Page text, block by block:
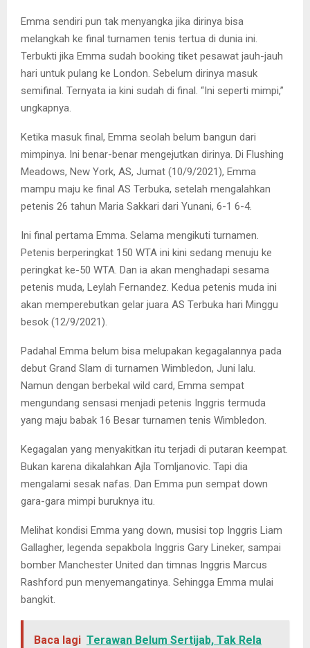
Emma sendiri pun tak menyangka jika dirinya bisa
melangkah ke final turnamen tenis tertua di dunia ini.
Terbukti jika Emma sudah booking tiket pesawat jauh-jauh
hari untuk pulang ke London. Sebelum dirinya masuk
semifinal. Ternyata ia kini sudah di final. “Ini seperti mimpi,”
ungkapnya.
Ketika masuk final, Emma seolah belum bangun dari
mimpinya. Ini benar-benar mengejutkan dirinya. Di Flushing
Meadows, New York, AS, Jumat (10/9/2021), Emma
mampu maju ke final AS Terbuka, setelah mengalahkan
petenis 26 tahun Maria Sakkari dari Yunani, 6-1 6-4.
Ini final pertama Emma. Selama mengikuti turnamen.
Petenis berperingkat 150 WTA ini kini sedang menuju ke
peringkat ke-50 WTA. Dan ia akan menghadapi sesama
petenis muda, Leylah Fernandez. Kedua petenis muda ini
akan memperebutkan gelar juara AS Terbuka hari Minggu
besok (12/9/2021).
Padahal Emma belum bisa melupakan kegagalannya pada
debut Grand Slam di turnamen Wimbledon, Juni lalu.
Namun dengan berbekal wild card, Emma sempat
mengundang sensasi menjadi petenis Inggris termuda
yang maju babak 16 Besar turnamen tenis Wimbledon.
Kegagalan yang menyakitkan itu terjadi di putaran keempat.
Bukan karena dikalahkan Ajla Tomljanovic. Tapi dia
mengalami sesak nafas. Dan Emma pun sempat down
gara-gara mimpi buruknya itu.
Melihat kondisi Emma yang down, musisi top Inggris Liam
Gallagher, legenda sepakbola Inggris Gary Lineker, sampai
bomber Manchester United dan timnas Inggris Marcus
Rashford pun menyemangatinya. Sehingga Emma mulai
bangkit.
Baca lagi Terawan Belum Sertijab, Tak Rela